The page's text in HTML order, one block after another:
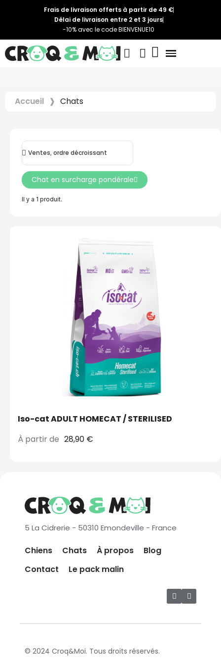
Frais de livraison offerts à partir de 49 €
Délai de livraison entre 2 et 3 jours
-10% avec le code BIENVENUE10
Accueil Chats
Il y a 1 produit.
Chat en surcharge pondérale
Iso-cat ADULT HOMECAT / STERILISED
À partir de 28,90 €
5 La Cidrerie - 50310 Emondeville - France
Chiens Chats À propos
Blog
Contact
Le pack malin
© 2024 Croq&Moi. Tous droits réservés.